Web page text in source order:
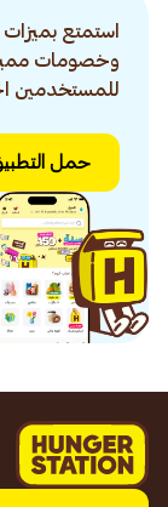
استمتع
وخصومات
للمستخدمين
حمل